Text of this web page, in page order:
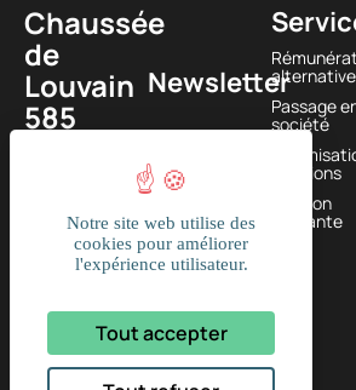
Chaussée
de
Louvain
585
BELGIQUE
+32
(0)2
374 61
16
Passage
société
solutions
Gestion
courante
Newsletter
Notre site web utilise des
cookies pour améliorer
l'expérience utilisateur.
Tout accepter